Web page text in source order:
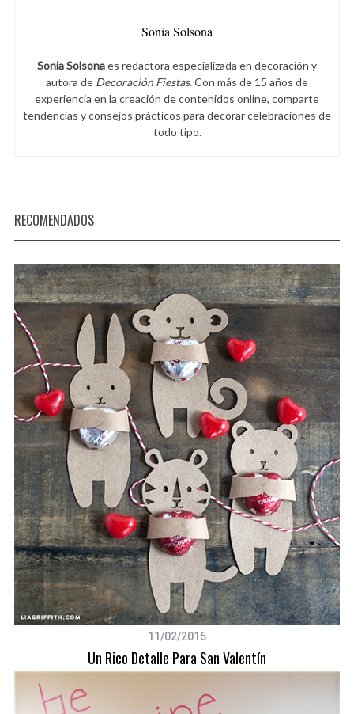
Sonia Solsona
Sonia Solsonaes redactora especializada en decoración y
autora de Decoración Fiestas. Con más de 15 años de
experiencia en la creación de contenidos online, comparte
tendencias y consejos prácticos para decorar celebraciones de
todo tipo.
RECOMENDADOS
11/02/2015
Un Rico Detalle Para San Valentín